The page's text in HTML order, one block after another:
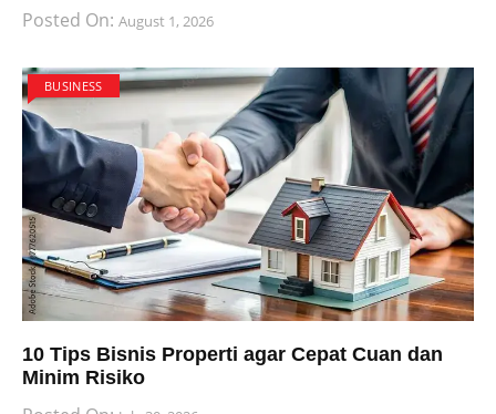
Posted On: August 1, 2026
BUSINESS
10 Tips Bisnis Properti agar Cepat Cuan dan
Minim Risiko